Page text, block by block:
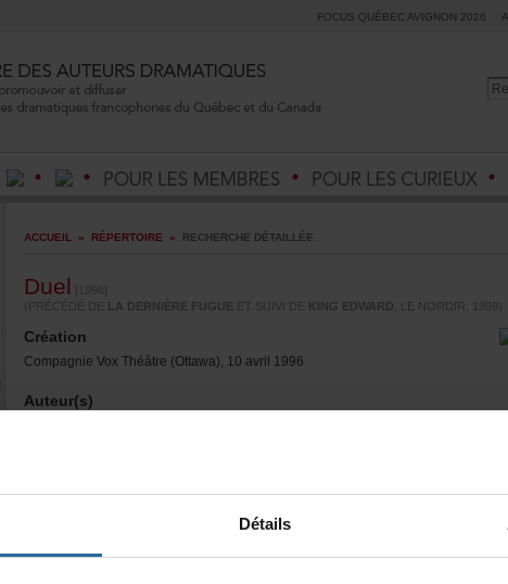
Détails
FOCUSQUÉBECAVIGNON2026
ACCUEIL » RÉPERTOIRE » RECHERCHEDÉTAILLÉE
Duel [1996]
(PRÉCÉDÉDE
LADERNIÈREFUGUE ETSUIVIDE KINGEDWARD ,LENORDIR,1999)
Création
CompagnieVoxThéâtre(Ottawa),10avril1996
Auteur(s)